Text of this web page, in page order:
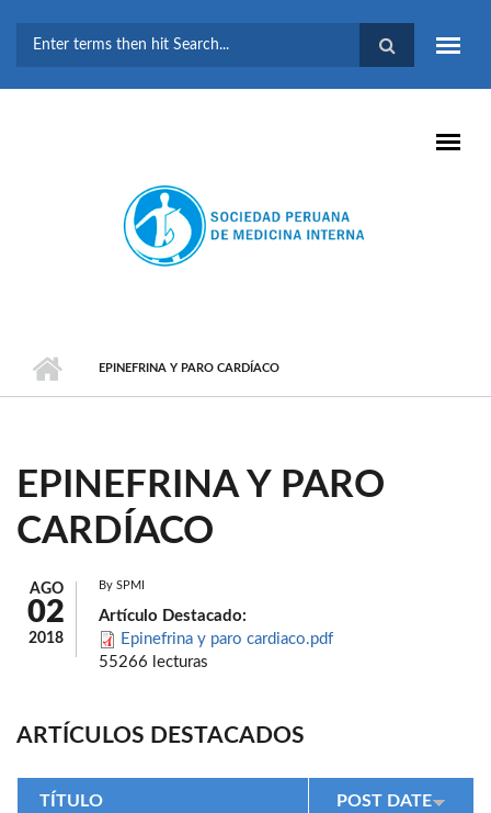
BÚSQUEDA
EPINEFRINA Y PARO CARDÍACO
EPINEFRINA Y PARO
CARDÍACO
AGO
02
2018
By SPMI
Artículo Destacado:
Epinefrina y paro cardiaco.pdf
55266 lecturas
ARTÍCULOS DESTACADOS
TÍTULO POST DATE